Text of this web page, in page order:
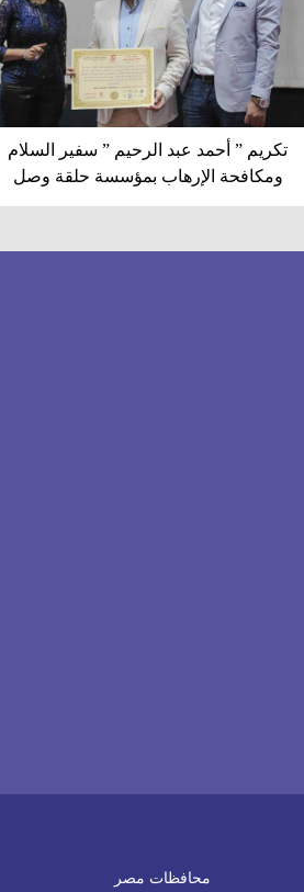
تكريم ” أحمد عبد الرحيم ” سفير السلام
ومكافحة الإرهاب بمؤسسة حلقة وصل
محافظات مصر